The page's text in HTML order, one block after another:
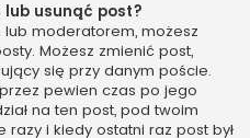
lub usunąć post?
moderatorem, możesz
Możesz zmienić post,
się przy danym poście.
pewien czas po jego
na ten post, pod twoim
i kiedy ostatni raz post był